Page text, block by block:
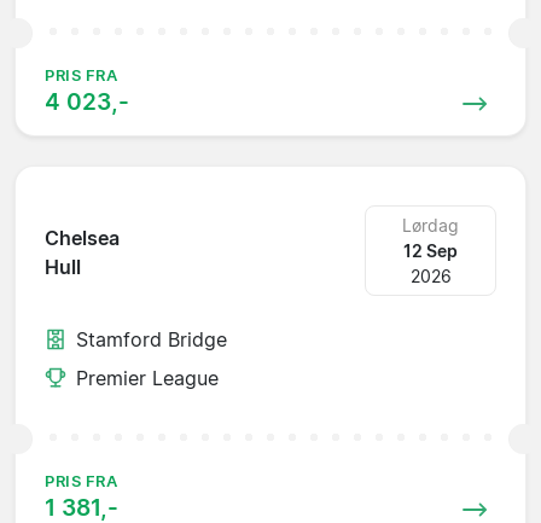
PRIS FRA
4 023,-
Chelsea
Hull
Lørdag
12 Sep
2026
Stamford Bridge
Premier League
PRIS FRA
1 381,-